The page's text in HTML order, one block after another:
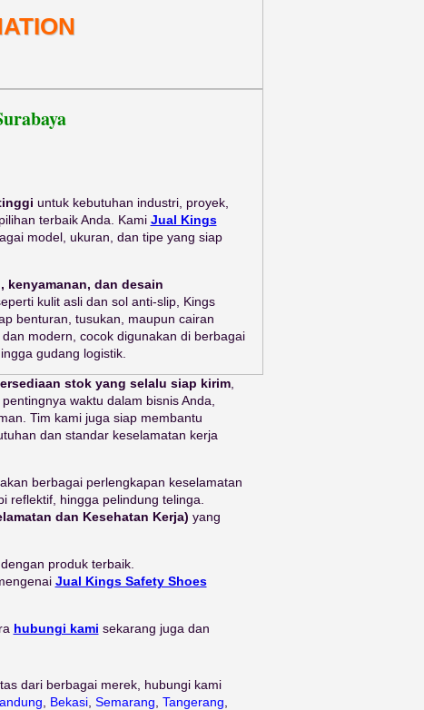
untuk kebutuhan industri, proyek,
terbaik Anda. Kami Jual Kings
model, ukuran, dan tipe yang siap
kenyamanan, dan desain
kulit asli dan sol anti-slip, Kings
benturan, tusukan, maupun cairan
modern, cocok digunakan di berbagai
gudang logistik.
stok yang selalu siap kirim,
waktu dalam bisnis Anda,
Tim kami juga siap membantu
dan standar keselamatan kerja
berbagai perlengkapan keselamatan
reflektif, hingga pelindung telinga.
dan Kesehatan Kerja) yang
produk terbaik.
Jual Kings Safety Shoes
hubungi kami sekarang juga dan
dari berbagai merek, hubungi kami
Bekasi, Semarang Tangerang